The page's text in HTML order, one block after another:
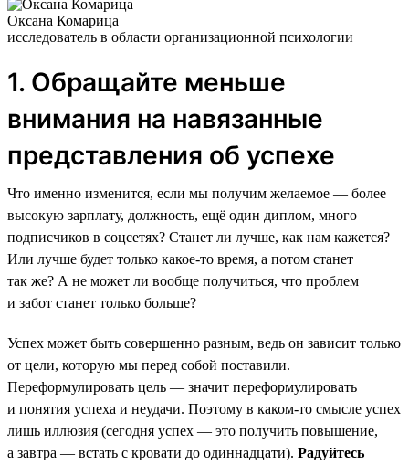
Оксана Комарица
исследователь в области организационной психологии
1. Обращайте меньше
внимания на навязанные
представления об успехе
Что именно изменится, если мы получим желаемое — более
высокую зарплату, должность, ещё один диплом, много
подписчиков в соцсетях? Станет ли лучше, как нам кажется?
Или лучше будет только какое-то время, а потом станет
так же? А не может ли вообще получиться, что проблем
и забот станет только больше?
Успех может быть совершенно разным, ведь он зависит только
от цели, которую мы перед собой поставили.
Переформулировать цель — значит переформулировать
и понятия успеха и неудачи. Поэтому в каком-то смысле успех
лишь иллюзия (сегодня успех — это получить повышение,
а завтра — встать с кровати до одиннадцати). Радуйтесь